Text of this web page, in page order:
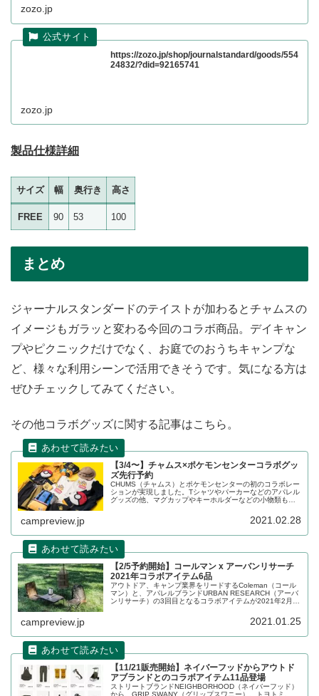
zozo.jp
https://zozo.jp/shop/journalstandard/goods/554
24832/?did=92165741
zozo.jp
製品仕様詳細
サイズ 幅 奥行き 高さ
FREE 90 53 100
まとめ
ジャーナルスタンダードのテイストが加わるとチャムスの
イメージもガラッと変わる今回のコラボ商品。デイキャン
プやピクニックだけでなく、お庭でのおうちキャンプな
ど、様々な利用シーンで活用できそうです。気になる方は
ぜひチェックしてみてください。
その他コラボグッズに関する記事はこちら。
【3/4〜】チャムス×ポケモンセンターコラボグッ
ズ先行予約
CHUMS（チャムス）とポケモンセンターの初のコラボレー
ションが実現しました。Tシャツやパーカーなどのアパレル
グッズの他、マグカップやキーホルダーなどの小物類もラ
行予約が開始される予定です。詳細をレビューします。
campreview.jp 2021.02.28
【2/5予約開始】コールマン x アーバンリサーチ
2021年コラボアイテム6品
アウトドア、キャンプ業界をリードするColeman（コール
マン）と、アパレルブランドURBAN RESEARCH（アーバ
ンリサーチ）の3回目となるコラボアイテムが2021年2月5
campreview.jp 2021.01.25
【11/21販売開始】ネイバーフッドからアウトド
アブランドとのコラボアイテム11品登場
ストリートブランドNEIGHBORHOOD（ネイバーフッド）